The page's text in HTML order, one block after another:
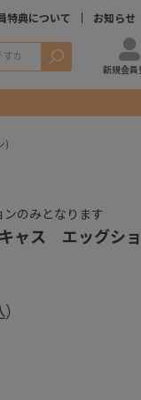
特典について お知らせ
検索
新規会員
)
のみとなります
ャス エッグショ